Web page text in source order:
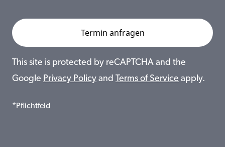
This site is protected by reCAPTCHA and the
Google Privacy Policy and Terms of Service apply.
*Pflichtfeld